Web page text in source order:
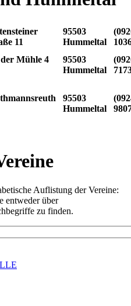
11
95503
Hummeltal
Mühle 4
95503
Hummeltal
95503
Hummeltal
Auflistung der Vereine:
entweder über
zu finden.